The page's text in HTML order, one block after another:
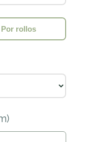
Por rollos